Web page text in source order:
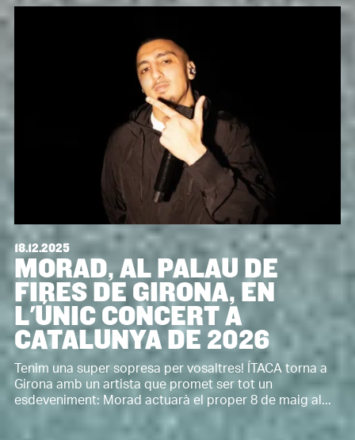
18.12.2025
MORAD, AL PALAU DE
FIRES DE GIRONA, EN
L'ÚNIC CONCERT A
CATALUNYA DE 2026
Tenim una super sopresa per vosaltres! ÍTACA torna a
Girona amb un artista que promet ser tot un
esdeveniment: Morad actuarà el proper 8 de maig al...